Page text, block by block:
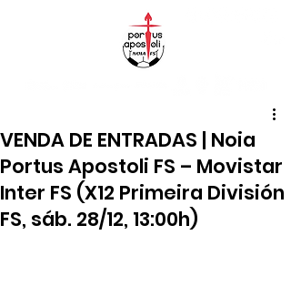
VENDA DE ENTRADAS | Noia
Portus Apostoli FS – Movistar
Inter FS (X12 Primeira División
FS, sáb. 28/12, 13:00h)